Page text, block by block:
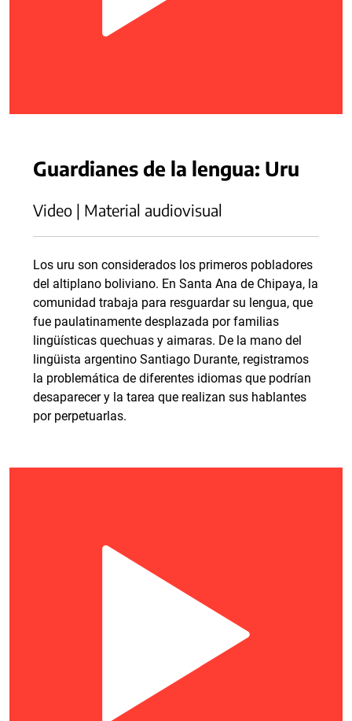
Guardianes de la lengua: Uru
Video | Material audiovisual
Los uru son considerados los primeros pobladores
del altiplano boliviano. En Santa Ana de Chipaya, la
comunidad trabaja para resguardar su lengua, que
fue paulatinamente desplazada por familias
lingüísticas quechuas y aimaras. De la mano del
lingüista argentino Santiago Durante, registramos
la problemática de diferentes idiomas que podrían
desaparecer y la tarea que realizan sus hablantes
por perpetuarlas.